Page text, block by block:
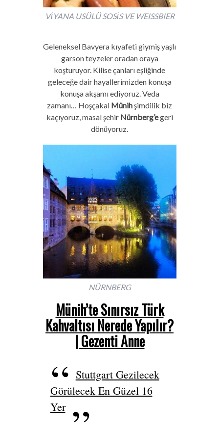
VİYANA USÜLÜ SOSİS VE WEISSBIER
Geleneksel Bavyera kıyafeti giymiş yaşlı
garson teyzeler oradan oraya
koşturuyor. Kilise çanları eşliğinde
geleceğe dair hayallerimizden konuşa
konuşa akşamı ediyoruz. Veda
zamanı… Hoşçakal Münihşimdilik biz
kaçıyoruz, masal şehir Nürnberg’egeri
dönüyoruz.
NÜRNBERG
Münih’te Sınırsız Türk
Kahvaltısı Nerede Yapılır?
| Gezenti Anne
Stuttgart Gezilecek
Görülecek En Güzel 16
Yer